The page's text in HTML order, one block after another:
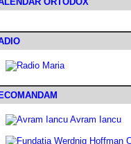
Avram Iancu